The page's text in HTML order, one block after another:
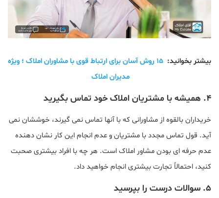
بیشتر بخوانید:
۱۵ روش آسان برای ارتباط قوی با مشاوران املاک ؛ ویژه
مدیران املاک
۴. همیشه با مشتریان املاک خود تماس بگیرید
خریداران بالقوه از مشاورانی که با آنها تماس نمی گیرند، خوششان نمی
آید. قول تماس مجدد با مشتریان و عدم انجام این کار نشان دهنده
عدم حرفه ای بودن مشاور املاک است. هر چه با افراد بیشتری صحبت
کنید، احتمالاً تجارت بیشتری انجام خواهید داد.
۵. سوالات درست را بپرسید